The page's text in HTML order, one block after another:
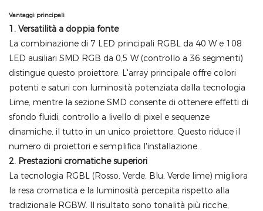
Vantaggi principali
1. Versatilità a doppia fonte
La combinazione di 7 LED principali RGBL da 40 W e 108
LED ausiliari SMD RGB da 0,5 W (controllo a 36 segmenti)
distingue questo proiettore. L'array principale offre colori
potenti e saturi con luminosità potenziata dalla tecnologia
Lime, mentre la sezione SMD consente di ottenere effetti di
sfondo fluidi, controllo a livello di pixel e sequenze
dinamiche, il tutto in un unico proiettore. Questo riduce il
numero di proiettori e semplifica l'installazione.
2. Prestazioni cromatiche superiori
La tecnologia RGBL (Rosso, Verde, Blu, Verde lime) migliora
la resa cromatica e la luminosità percepita rispetto alla
tradizionale RGBW. Il risultato sono tonalità più ricche,